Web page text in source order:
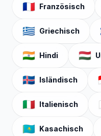
🇫🇷 Französisch
🇬🇷 Griechisch
🇮🇳 Hindi 🇭🇺
🇮🇸 Isländisch
🇮🇹 Italienisch
🇰🇿 Kasachisch